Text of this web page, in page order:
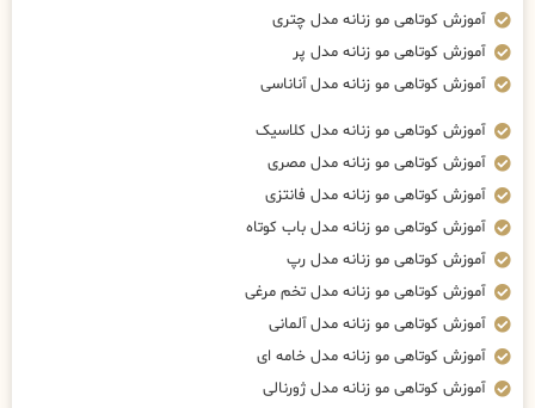
آموزش کوتاهی مو زنانه مدل چتری
آموزش کوتاهی مو زنانه مدل پر
آموزش کوتاهی مو زنانه مدل آناناسی
آموزش کوتاهی مو زنانه مدل کلاسیک
آموزش کوتاهی مو زنانه مدل مصری
آموزش کوتاهی مو زنانه مدل فانتزی
آموزش کوتاهی مو زنانه مدل باب کوتاه
آموزش کوتاهی مو زنانه مدل رپ
آموزش کوتاهی مو زنانه مدل تخم مرغی
آموزش کوتاهی مو زنانه مدل آلمانی
آموزش کوتاهی مو زنانه مدل خامه ای
آموزش کوتاهی مو زنانه مدل ژورنالی